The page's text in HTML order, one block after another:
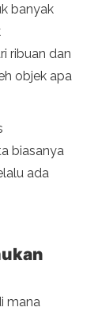
banyak
ribuan dan
objek apa
biasanya
ada
mana